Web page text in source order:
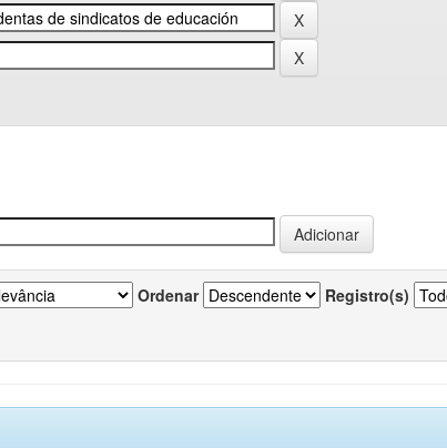
Ordenar Registro(s)